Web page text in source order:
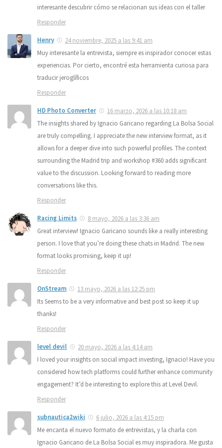
interesante descubrir cómo se relacionan sus ideas con el taller
Responder
Henry
24 noviembre, 2025 a las 9:41 am
Muy interesante la entrevista, siempre es inspirador conocer estas
experiencias. Por cierto, encontré esta herramienta curiosa para
traducir jeroglíficos
Responder
HD Photo Converter
16 marzo, 2026 a las 10:18 am
The insights shared by Ignacio Garicano regarding La Bolsa Social
are truly compelling. I appreciate the new interview format, as it
allows for a deeper dive into such powerful profiles. The context
surrounding the Madrid trip and workshop #360 adds significant
value to the discussion. Looking forward to reading more
conversations like this.
Responder
Racing Limits
8 mayo, 2026 a las 3:36 am
Great interview! Ignacio Garicano sounds like a really interesting
person. I love that you’re doing these chats in Madrid. The new
format looks promising, keep it up!
Responder
OnStream
13 mayo, 2026 a las 12:25 pm
Its Seems to be a very informative and best post so keep it up
thanks!
Responder
level devil
20 mayo, 2026 a las 4:14 am
I loved your insights on social impact investing, Ignacio! Have you
considered how tech platforms could further enhance community
engagement? It’d be interesting to explore this at Level Devil.
Responder
subnautica2wiki
6 julio, 2026 a las 4:15 pm
Me encanta el nuevo formato de entrevistas, y la charla con
Ignacio Garicano de La Bolsa Social es muy inspiradora. Me gusta